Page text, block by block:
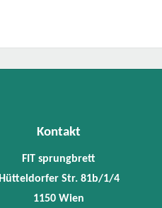
Kontakt
FIT sprungbrett
Hütteldorfer Str. 81b/1/4
1150 Wien